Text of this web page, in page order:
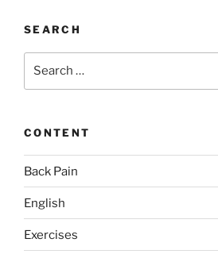
SEARCH
CONTENT
Back Pain
English
Exercises